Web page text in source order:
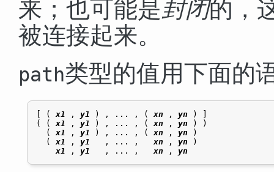
来；也可能是封闭的，
被连接起来。
path类型的值用下面的
[ ( x1 , y1 ) , ... , ( xn , yn ) ]
( ( x1 , y1 ) , ... , ( xn , yn ) )
  (
x1 , y1 ) , ... , ( xn , yn )
  (
x1 , y1
   , ... ,
xn , yn )
x1
, y1
   , ... ,
xn , yn